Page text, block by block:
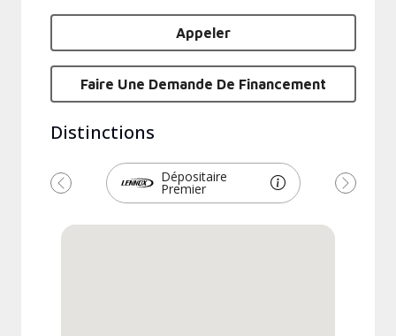
Appeler
Faire Une Demande De Financement
Distinctions
Dépositaire
Premier
Précédent Suivant